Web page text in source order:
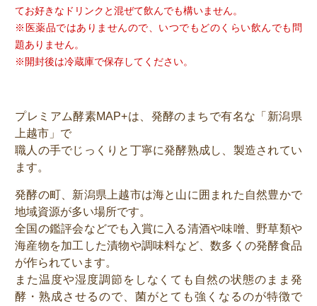
てお好きなドリンクと混ぜて飲んでも構いません。
※医薬品ではありませんので、いつでもどのくらい飲んでも問
題ありません。
※開封後は冷蔵庫で保存してください。
プレミアム酵素MAP+は、発酵のまちで有名な「新潟県
上越市」で
職人の手でじっくりと丁寧に発酵熟成し、製造されてい
ます。
発酵の町、新潟県上越市は海と山に囲まれた自然豊かで
地域資源が多い場所です。
全国の鑑評会などでも入賞に入る清酒や味噌、野草類や
海産物を加工した漬物や調味料など、数多くの発酵食品
が作られています。
また温度や湿度調節をしなくても自然の状態のまま発
酵・熟成させるので、菌がとても強くなるのが特徴で